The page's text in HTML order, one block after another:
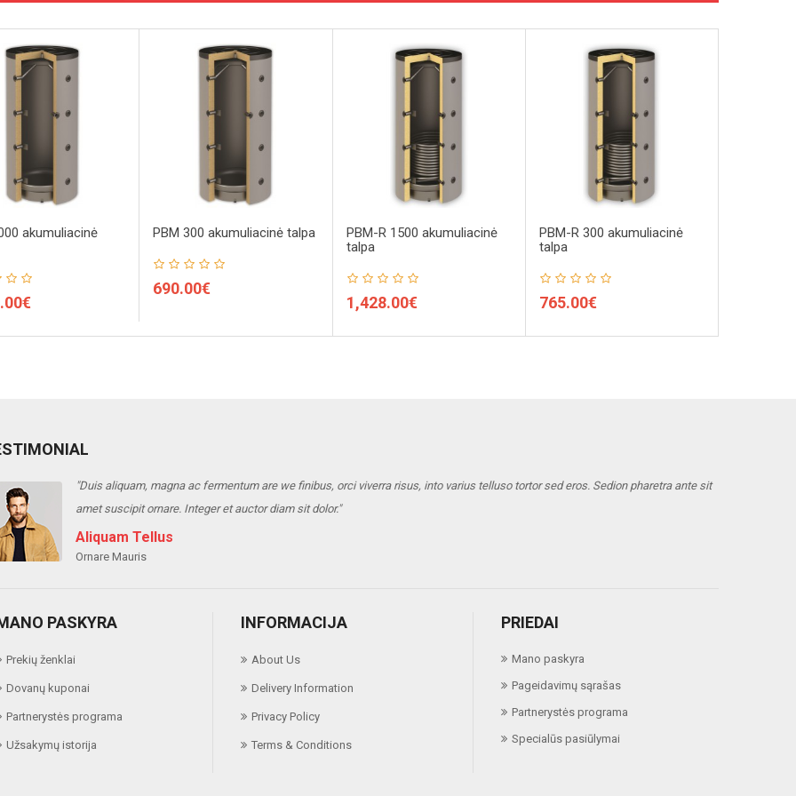
akumuliacinė
PBM 300 akumuliacinė talpa
690.00€
PBM-R 1500 akumuliacinė
talpa
1,428.00€
PBM-R 300 akumuliacinė
talpa
765.00€
"Duis aliquam, magna ac fermentum are we finibus, orci viverra risus, into varius telluso tortor sed eros. Sedion pharetra ante sit
amet suscipit ornare. Integer et auctor diam sit dolor."
Aliquam Tellus
Ornare Mauris
PASKYRA
Prekių ženklai
Dovanų kuponai
Partnerystės programa
Užsakymų istorija
INFORMACIJA
About Us
Delivery Information
Privacy Policy
Terms & Conditions
PRIEDAI
Mano paskyra
Pageidavimų sąrašas
Partnerystės programa
Specialūs pasiūlymai